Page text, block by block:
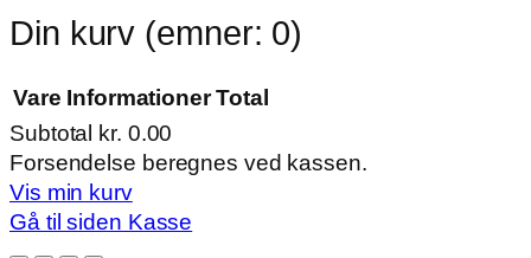
Din kurv (emner: 0)
Varer
i
indkøbskurv
Vare Informationer Total
Subtotal kr. 0.00
Forsendelse beregnes ved kassen.
Vis min kurv
Gå til siden Kasse